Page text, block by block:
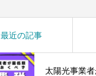
最近の記事
太陽光事業